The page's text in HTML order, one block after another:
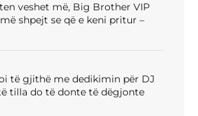
veshet më, Big Brother VIP
shpejt se që e keni pritur –
të gjithë me dedikimin për DJ
tilla do të donte të dëgjonte